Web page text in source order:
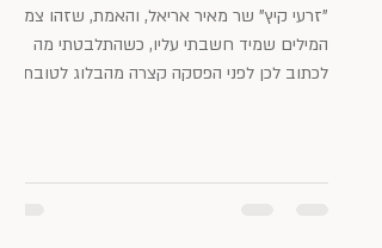
"זרעי קיץ" שר מאיר אריאל, והאמת, שזהו צמד
המילים שמיד חשבתי עליו, כשהתלבטתי מה
לכתוב לכן לפני הפסקה קצרה מהבלוג לטובת
דלתות הוא בלוג לייף-סטייל, אימון ואסתטיקה: